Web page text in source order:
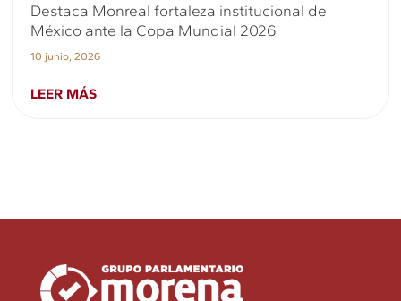
Destaca Monreal fortaleza institucional de
México ante la Copa Mundial 2026
10 junio, 2026
LEER MÁS